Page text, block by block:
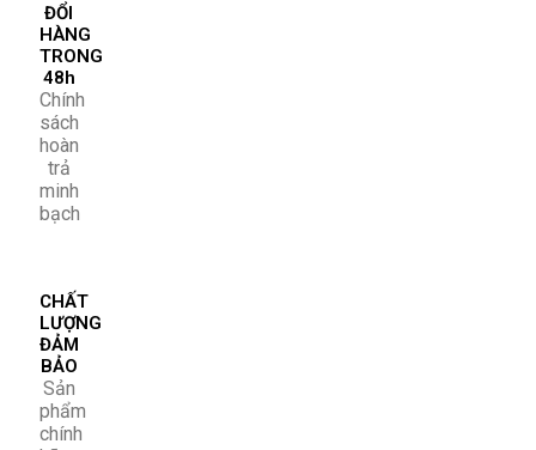
ĐỔI
HÀNG
TRONG
48h
Chính
sách
hoàn
trả
minh
bạch
CHẤT
LƯỢNG
ĐẢM
BẢO
Sản
phẩm
chính